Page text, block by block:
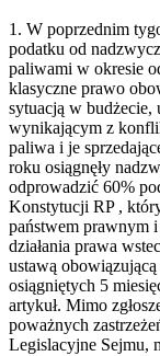
1. W poprzednim
podatku od
paliwami w okresie
klasyczne prawo
sytuacją w budżecie,
wynikającym z
paliwa i je
roku osiągnęły
odprowadzić 60%
Konstytucji RP ,
państwem prawnym
działania prawa
ustawą
osiągniętych 5
artykuł. Mimo
poważnych
Legislacyjne Sejmu,